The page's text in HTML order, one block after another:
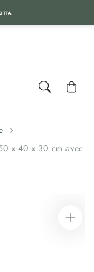
Panier
x 40 x 30 cm avec